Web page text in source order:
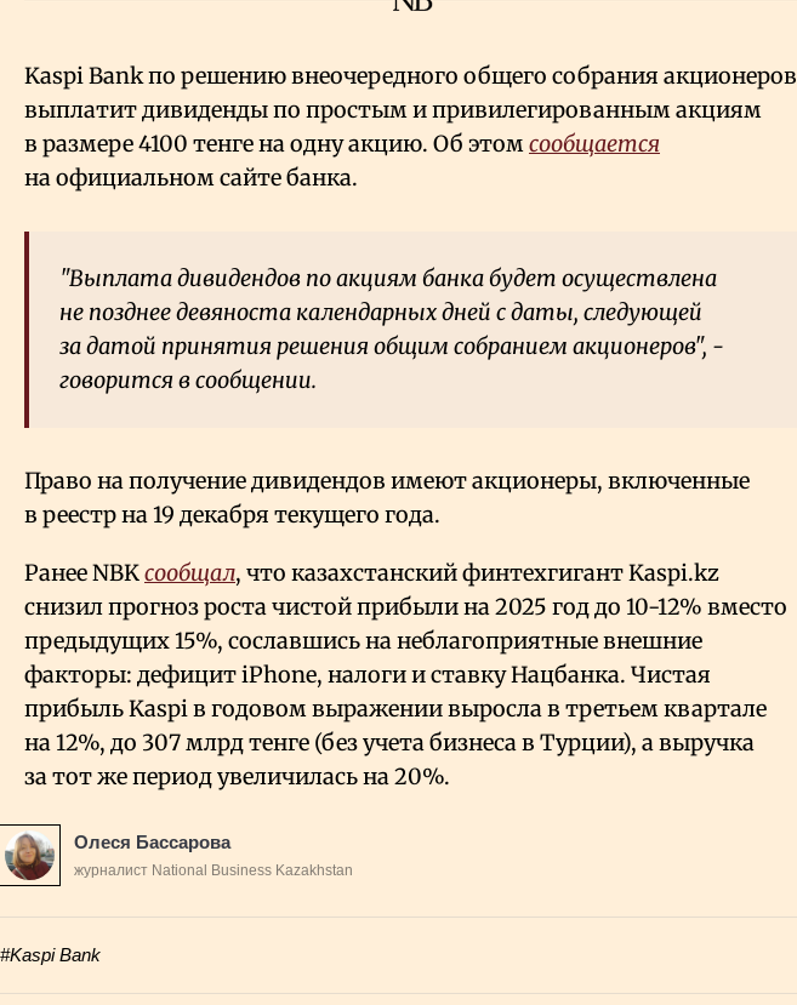
Все новости
Kaspi Bank по решению внеочередного общего собрания акционеров
выплатит дивиденды по простым и привилегированным акциям
в размере 4100 тенге на одну акцию. Об этомсообщается
на официальном сайте банка.
"Выплата дивидендов по акциям банка будет осуществлена
не позднее девяноста календарных дней с даты, следующей
за датой принятия решения общим собранием акционеров", -
говорится в сообщении.
Право на получение дивидендов имеют акционеры, включенные
в реестр на 19 декабря текущего года.
Ранее NBKсообщал, что казахстанский финтехгигант Kaspi.kz
снизил прогноз роста чистой прибыли на 2025 год до 10-12% вместо
предыдущих 15%, сославшись на неблагоприятные внешние
факторы: дефицит iPhone, налоги и ставку Нацбанка. Чистая
прибыль Kaspi в годовом выражении выросла в третьем квартале
на 12%, до 307 млрд тенге (без учета бизнеса в Турции), а выручка
за тот же период увеличилась на 20%.
Олеся Бассарова
журналист National Business Kazakhstan
#Kaspi Bank